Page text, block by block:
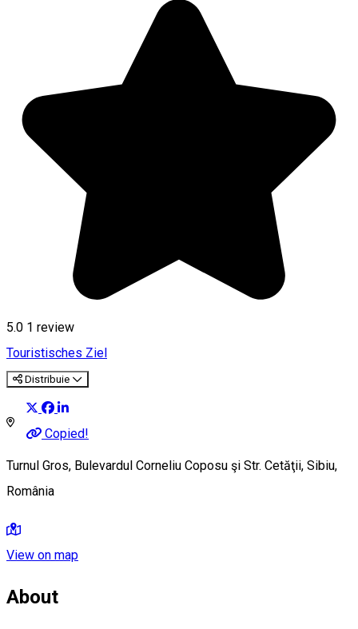
5.0 1 review
Touristisches Ziel
Distribuie
Copied!
Turnul Gros, Bulevardul Corneliu Coposu şi Str. Cetăţii, Sibiu,
România
View on map
About